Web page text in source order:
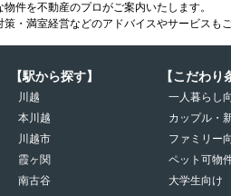
件を不動産のプロがご案内いたします。
・満室経営などのアドバイスやサービスも
【駅から探す】
川越
本川越
川越市
霞ヶ関
南古谷
【こだわり
一人暮らし
カップル・
ファミリー
ペット可物
大学生向け